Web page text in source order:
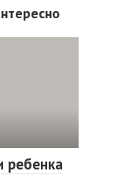
ребенка